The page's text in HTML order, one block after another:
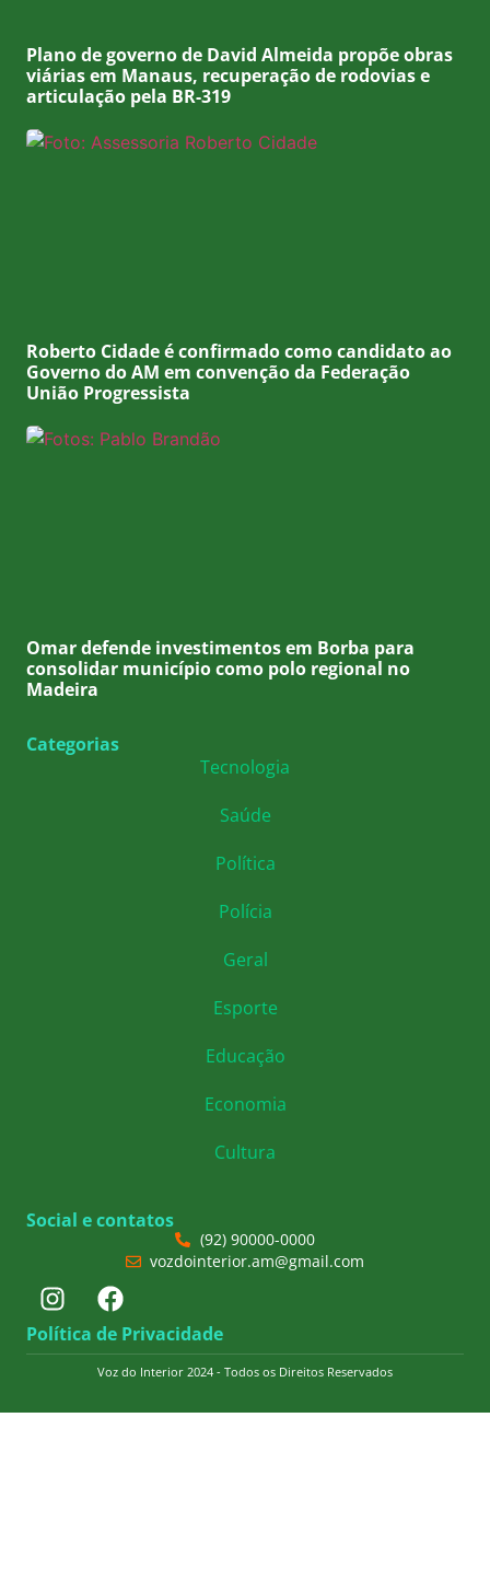
Plano de governo de David Almeida propõe obras
viárias em Manaus, recuperação de rodovias e
articulação pela BR-319
Roberto Cidade é confirmado como candidato ao
Governo do AM em convenção da Federação
União Progressista
Omar defende investimentos em Borba para
consolidar município como polo regional no
Madeira
Categorias
Tecnologia
Saúde
Política
Polícia
Geral
Esporte
Educação
Economia
Cultura
Social e contatos
(92) 90000-0000
vozdointerior.am@gmail.com
Política de Privacidade
Voz do Interior 2024 - Todos os Direitos Reservados